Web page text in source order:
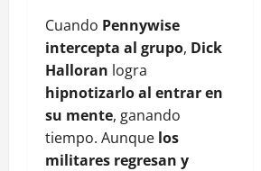
Cuando Pennywise
intercepta al grupo, Dick
Halloran logra
hipnotizarlo al entrar en
su mente, ganando
tiempo. Aunque los
militares regresan y